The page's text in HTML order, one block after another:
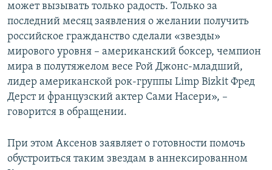
может вызывать только радость. Только за
последний месяц заявления о желании получить
российское гражданство сделали «звезды»
мирового уровня – американский боксер, чемпион
мира в полутяжелом весе Рой Джонс-младший,
лидер американской рок-группы Limp Bizkit Фред
Дерст и французский актер Сами Насери», –
говорится в обращении.
При этом Аксенов заявляет о готовности помочь
обустроиться таким звездам в аннексированном